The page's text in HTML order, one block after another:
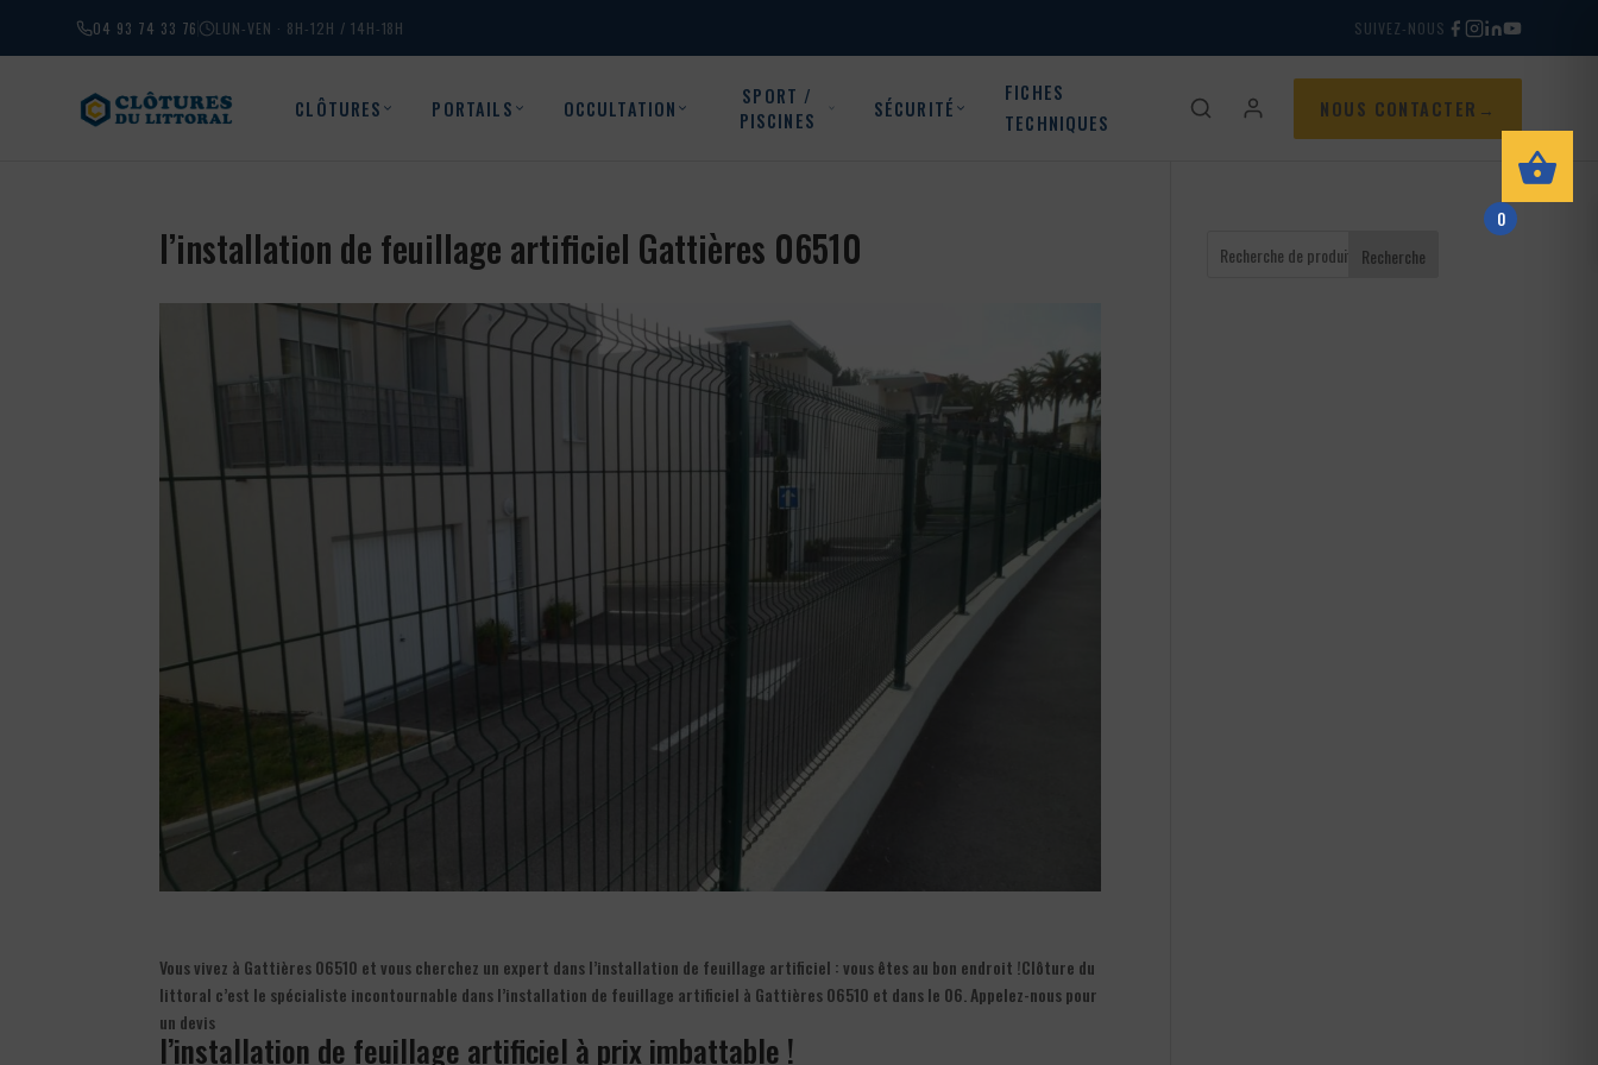
04 93 74 33 76 LUN-VEN · 8H-12H / 14H-18H SUIVEZ-NOUS
CLÔTURES PORTAILS OCCULTATION
SPORT /
PISCINES
SÉCURITÉ
FICHES
TECHNIQUES
NOUS CONTACTER
l’installation de feuillage artificiel Gattières 06510
Vous vivez à Gattières 06510 et vous cherchez un expert dans l’installation de feuillage artificiel : vous êtes au bon endroit !Clôture du
littoral c’est le spécialiste incontournable dans l’installation de feuillage artificiel à Gattières 06510 et dans le 06. Appelez-nous pour
un devis
l’installation de feuillage artificiel à prix imbattable !
Recherche
0